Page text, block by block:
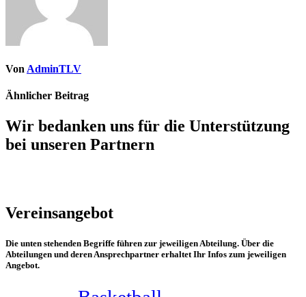
Von AdminTLV
Ähnlicher Beitrag
Wir bedanken uns für die Unterstützung
bei unseren Partnern
Vereinsangebot
Die unten stehenden Begriffe führen zur jeweiligen Abteilung. Über die
Abteilungen und deren Ansprechpartner erhaltet Ihr Infos zum jeweiligen
Angebot.